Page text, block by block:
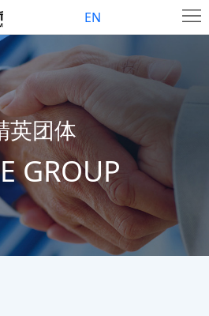
EN
英团体
GROUP